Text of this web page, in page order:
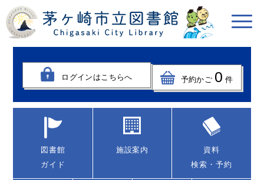
ログインはこちらへ 予約かご 0 件
図書館
ガイド
施設案内
資料
検索・予約